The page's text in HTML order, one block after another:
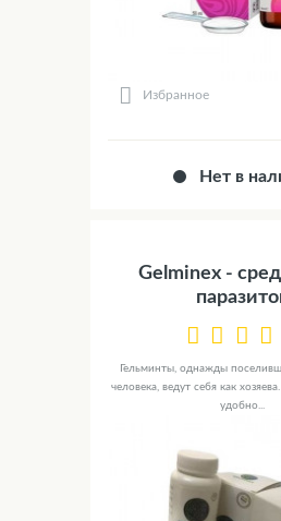
Избранное
Нет в
Gelminex -
Гельминты, однажды
человека, ведут себя как
удобно...